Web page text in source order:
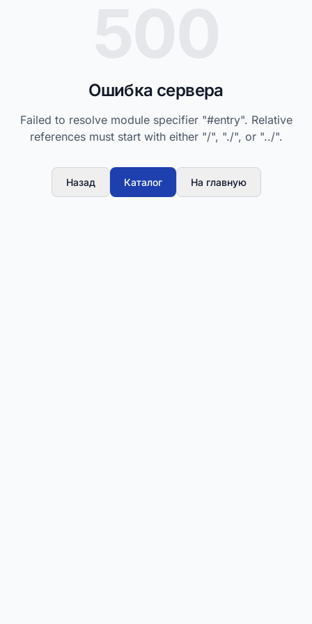
Ошибка сервера
Failed to resolve module specifier "#entry". Relative
references must start with either "/", "./", or "../".
Назад Каталог На главную